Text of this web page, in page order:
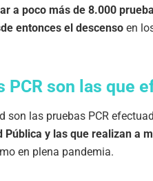
a poco más de 8.000
entonces el descenso en
PCR son las que
son las pruebas PCR
y las que realizan a
en plena pandemia.